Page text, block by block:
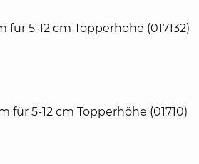
für 5-12 cm Topperhöhe (017132)
für 5-12 cm Topperhöhe (01710)